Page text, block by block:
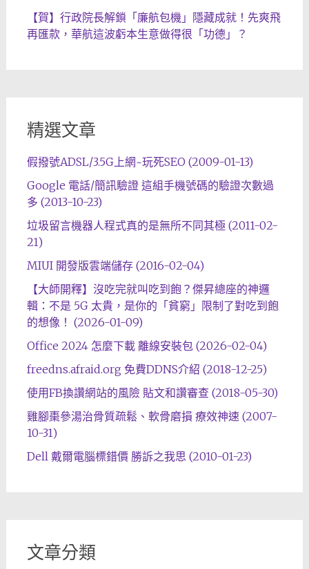
【賀】行政院長解鎖「廉航包機」隱藏成就！先爽飛
再匯款，華航這波虧本生意做得很「功德」？
精選文章
假撥號ADSL/3.5G上網~玩死SEO (2009-01-13)
Google 電話/簡訊驗證 這組手機號碼的驗證次數過
多 (2013-10-23)
垃圾留言機器人程式真的是無所不同其極 (2011-02-
21)
MIUI 開發版雲端儲存 (2016-02-04)
【大師開釋】沒吃完就叫吃到飽？傑昇總座的神邏
輯：不是 5G 太貴，是你的「貧窮」限制了對吃到飽
的想像！ (2026-01-09)
Office 2024 怎麼下載 離線安裝包 (2026-02-04)
freedns.afraid.org 免費DDNS介紹 (2018-12-25)
使用FB換讚網站的風險 貼文和讚審查 (2018-05-30)
雞腳棗參湯治骨質疏鬆、軟骨磨損 療效神速 (2007-
10-31)
Dell 戴爾電腦標錯價 勝訴之我思 (2010-01-23)
文章分類